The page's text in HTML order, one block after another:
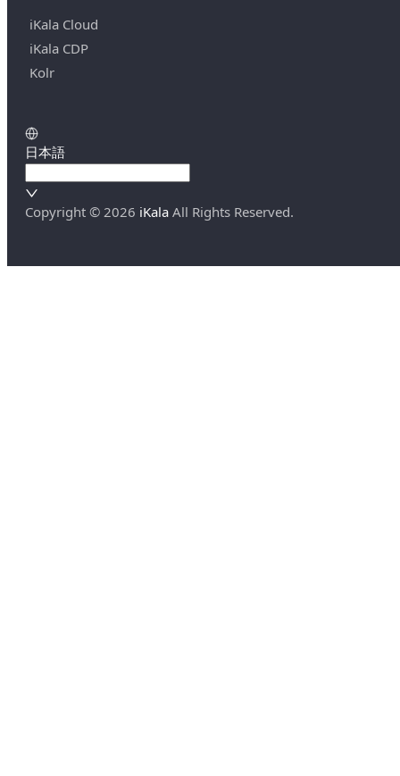
iKala Cloud
iKala CDP
Kolr
日本語
Copyright © 2026 iKala All Rights Reserved.